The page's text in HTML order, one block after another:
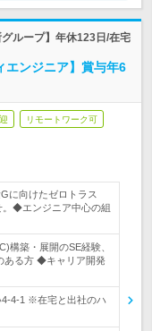
ループ】年休123日/在宅
エンジニア】賞与年6
リモートワーク可
に向けたゼロトラス
。◆エンジニア中心の組
構築・展開のSE経験、
ある方 ◆キャリア開発
4-4-1 ※在宅と出社のハ